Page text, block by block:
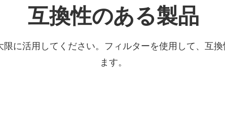
互換性のある製品
に活用してください。フィルターを使用して、互
ます。